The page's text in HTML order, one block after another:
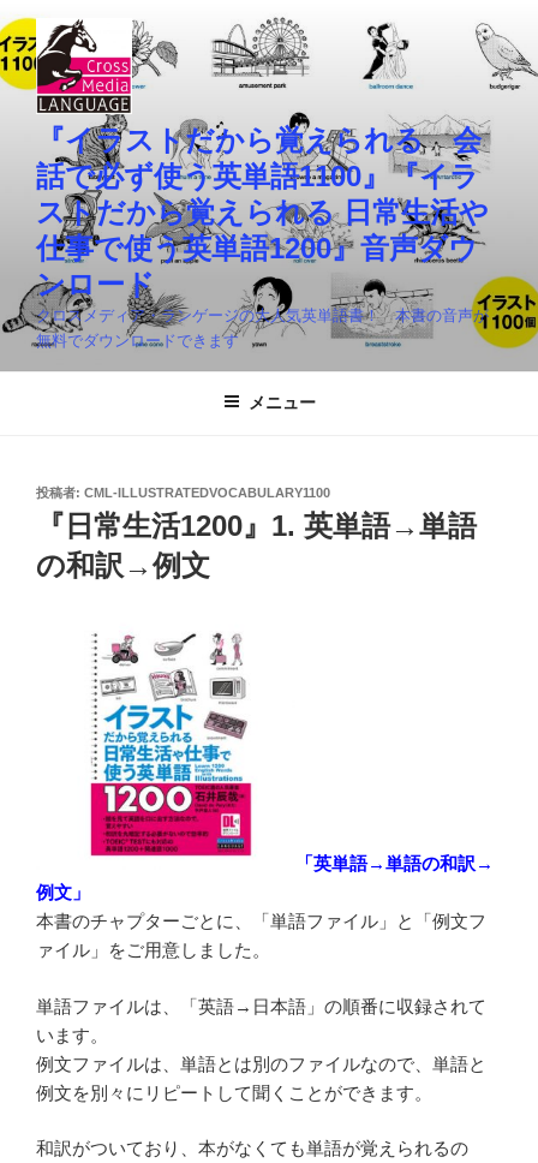
ン
テ
『イラストだから覚えられる 会
話で必ず使う英単語1100』『イラ
ストだから覚えられる 日常生活や
仕事で使う英単語1200』音声ダウ
ンロード
クロスメディア・ランゲージの大人気英単語書！ 本書の音声が
無料でダウンロードできます
メニュー
投
投稿者: CML-ILLUSTRATEDVOCABULARY1100
『日常生活1200』1. 英単語→単語
の和訳→例文
「英単語→単語の和訳→
例文」
本書のチャプターごとに、「単語ファイル」と「例文フ
ァイル」をご用意しました。
単語ファイルは、「英語→日本語」の順番に収録されて
います。
例文ファイルは、単語とは別のファイルなので、単語と
例文を別々にリピートして聞くことができます。
和訳がついており、本がなくても単語が覚えられるの